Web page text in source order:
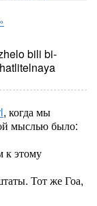
bili bi-
, когда мы
мыслью было:
к этому
Тот же Гоа,